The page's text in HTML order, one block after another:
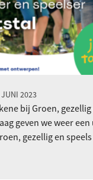
2023
bij Groen,
geven we weer
gezellig en